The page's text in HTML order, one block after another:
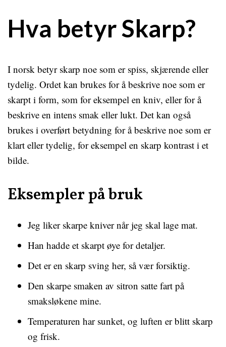
Hva betyr Skarp?
I norsk betyr skarp noe som er spiss, skjærende eller
tydelig. Ordet kan brukes for å beskrive noe som er
skarpt i form, som for eksempel en kniv, eller for å
beskrive en intens smak eller lukt. Det kan også
brukes i overført betydning for å beskrive noe som er
klart eller tydelig, for eksempel en skarp kontrast i et
bilde.
Eksempler på bruk
Jeg liker skarpe kniver når jeg skal lage mat.
Han hadde et skarpt øye for detaljer.
Det er en skarp sving her, så vær forsiktig.
Den skarpe smaken av sitron satte fart på
smaksløkene mine.
Temperaturen har sunket, og luften er blitt skarp
og frisk.